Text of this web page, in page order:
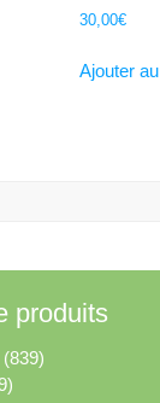
30,00€
Ajouter
produits
(839)